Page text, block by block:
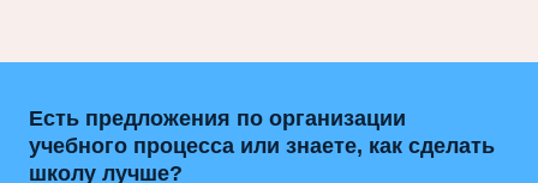
Есть предложения по организации
учебного процесса или знаете, как сделать
школу лучше?